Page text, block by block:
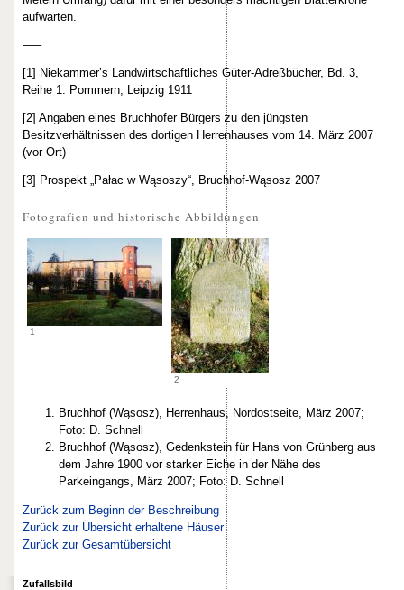
aufwarten.
–––
[1] Niekammer’s Landwirtschaftliches Güter-Adreßbücher, Bd. 3,
Reihe 1: Pommern, Leipzig 1911
[2] Angaben eines Bruchhofer Bürgers zu den jüngsten
Besitzverhältnissen des dortigen Herrenhauses vom 14. März 2007
(vor Ort)
[3] Prospekt „Pałac w Wąsoszy“, Bruchhof-Wąsosz 2007
Fotografien und historische Abbildungen
1
2
Bruchhof (Wąsosz), Herrenhaus, Nordostseite, März 2007;
Foto: D. Schnell
Bruchhof (Wąsosz), Gedenkstein für Hans von Grünberg aus
dem Jahre 1900 vor starker Eiche in der Nähe des
Parkeingangs, März 2007; Foto: D. Schnell
Zurück zum Beginn der Beschreibung
Zurück zur Übersicht erhaltene Häuser
Zurück zur Gesamtübersicht
Zufallsbild